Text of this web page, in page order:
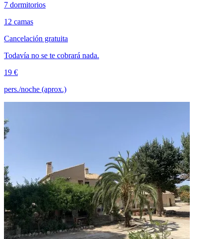
7 dormitorios
12 camas
Cancelación gratuita
Todavía no se te cobrará nada.
19 €
pers./noche (aprox.)